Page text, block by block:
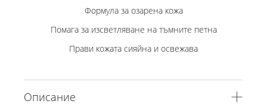
Формула за озарена кожа
Помага за изсветляване на тъмните петна
Прави кожата сияйна и освежава
Описание